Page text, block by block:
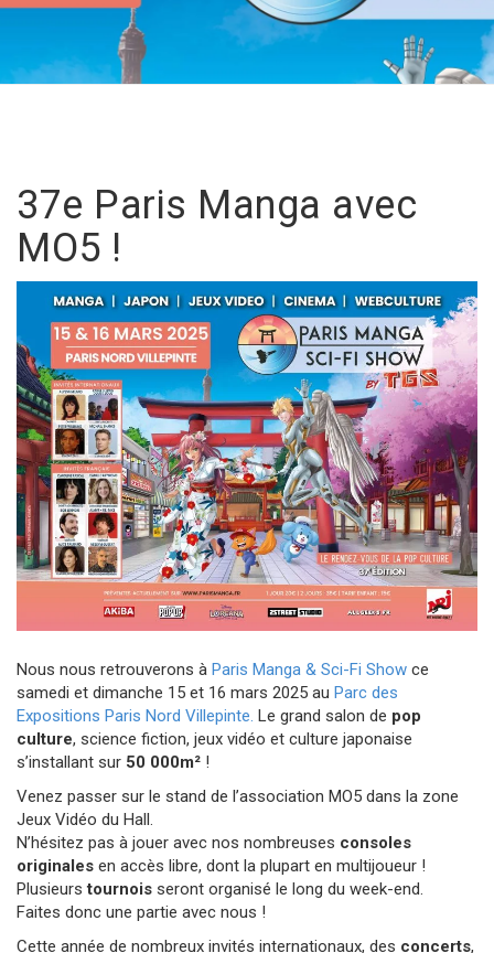
37e Paris Manga avec
MO5 !
Nous nous retrouverons à Paris Manga & Sci-Fi Show ce
samedi et dimanche 15 et 16 mars 2025 au Parc des
Expositions Paris Nord Villepinte. Le grand salon de pop
culture, science fiction, jeux vidéo et culture japonaise
s’installant sur 50 000m² !
Venez passer sur le stand de l’association MO5 dans la zone
Jeux Vidéo du Hall.
N’hésitez pas à jouer avec nos nombreuses consoles
originales en accès libre, dont la plupart en multijoueur !
Plusieurstournois seront organisé le long du week-end.
Faites donc une partie avec nous !
Cette année de nombreux invités internationaux, des concerts,